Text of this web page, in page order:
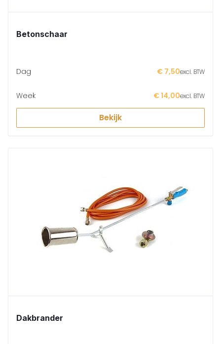
Betonschaar
Dag € 7,50excl. BTW
Week € 14,00excl. BTW
Bekijk
Dakbrander